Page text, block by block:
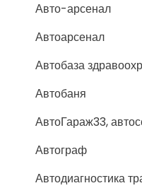
Авто-арсенал
Автоарсенал
Автобаза
Автобаня
АвтоГараж33,
Автограф
Автодиагностика